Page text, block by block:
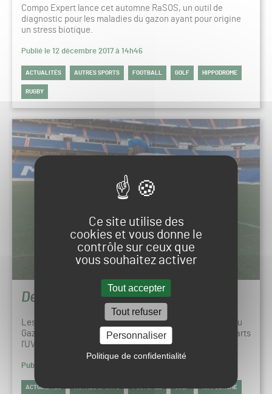
Ce site utilise des
cookies et vous donne le
contrôle sur ceux que
vous souhaitez activer
Tout accepter
Tout refuser
Personnaliser
Politique de confidentialité
Compo Expert lance cet automne RaSOS, un outil de
diagnostic pour les maladies du gazon ayant pour origine
un stress biotique.
Publié le 12 décembre 2017 à 14h46
ACTUALITÉS AUTRES SPORTS FOOTBALL GOLF HIPPODROME
RUGBY
Des UV pour éliminer les maladies
Les visiteurs de l’Espace Partenaire des dernières 48h du
Gazon Sport Pro ont pu apercevoir sur le stand d’Hydraparts
l’UVC 180, un engin à conducteur…
Publié le 11 décembre 2017 à 15h27
ACTUALITÉS HIPPODROME